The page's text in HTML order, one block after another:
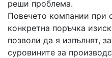
реши проблема.
Повечето компании при
конкретна поръчка
позволи да я изпълнят,
суровините за